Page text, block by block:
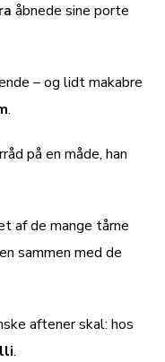
åbnede sine porte
– og lidt makabre
.
på en måde, han
af de mange tårne
sammen med de
aftener skal: hos
.